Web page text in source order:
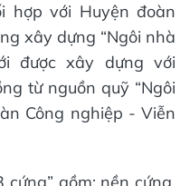
hợp với Huyện đoàn
xây dựng “Ngôi nhà
được xây dựng với
từ nguồn quỹ “Ngôi
Công nghiệp - Viễn